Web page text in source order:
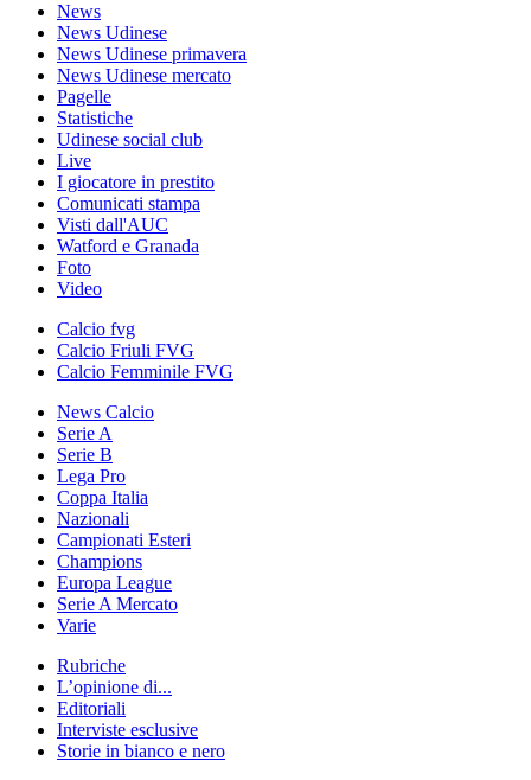
News
News Udinese
News Udinese primavera
News Udinese mercato
Pagelle
Statistiche
Udinese social club
Live
I giocatore in prestito
Comunicati stampa
Visti dall'AUC
Watford e Granada
Foto
Video
Calcio fvg
Calcio Friuli FVG
Calcio Femminile FVG
News Calcio
Serie A
Serie B
Lega Pro
Coppa Italia
Nazionali
Campionati Esteri
Champions
Europa League
Serie A Mercato
Varie
Rubriche
L’opinione di...
Editoriali
Interviste esclusive
Storie in bianco e nero